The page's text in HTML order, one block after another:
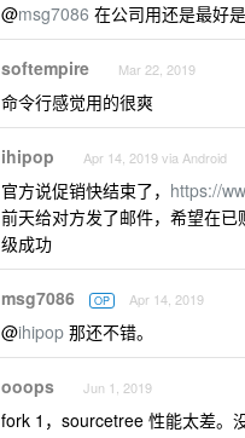
@msg7086 在公司用还是最好
softempire Mar 22, 2019
命令行感觉用的很爽
ihipop Apr 14, 2019 via Android
官方说促销快结束了， https://
前天给对方发了邮件，希望在
级成功
msg7086 OP Apr 14, 2019
@ihipop 那还不错。
ooops Jun 1, 2019
fork 1，sourcetree 性能太差。